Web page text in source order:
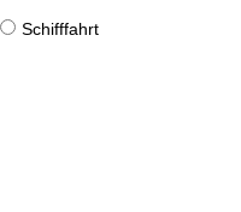
Schifffahrt